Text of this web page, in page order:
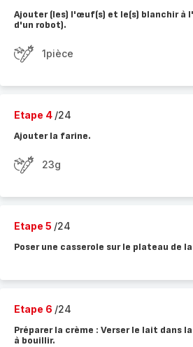
Ajouter (les) l'œuf(s) et le(s) blanchir à
d'un robot).
1pièce
Etape 4 /24
Ajouter la farine.
23g
Etape 5 /24
Poser une casserole sur le plateau de
Etape 6 /24
Préparer la crème : Verser le lait dans
à bouillir.